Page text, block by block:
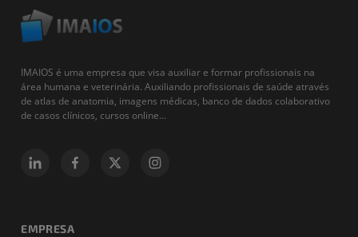
IMAIOS é uma empresa que visa auxiliar e formar profissionais na
área humana e veterinária. Auxiliando profissionais de saúde através
de atlas de anatomia, imagens médicas, banco de dados colaborativo
de casos clínicos, cursos online...
EMPRESA